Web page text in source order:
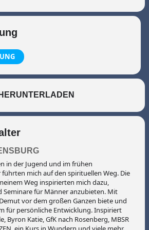
diesem
dir die Möglichkeit, in einer
deine Lebensenergie zu
Freude am Mannsein neu zu
dich auf eine unvergessliche Erfahrung
Kraft und Klarheit in deinen Alltag
deiner Essenz & stärke deine
zu deiner inneren Natur und zum
unter Männern
des Atems als Werkzeug für Heilung
in der Jugend und im frühen
führten mich auf den spirituellen Weg. Die
Weg inspirierten mich dazu,
Seminare für Männer anzubieten. Mit
vor dem großen Ganzen biete und
für persönliche Entwicklung. Inspiriert
Byron Katie, GfK nach Rosenberg, MBSR